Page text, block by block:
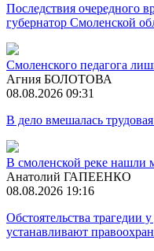
Последствия очередного
губернатор Смоленской
Смоленского педагога
Агния БОЛОТОВА
08.08.2026 09:31
В дело вмешалась
В смоленской реке нашли
Анатолий ГАПЕЕНКО
08.08.2026 19:16
Обстоятельства трагедии
устанавливают